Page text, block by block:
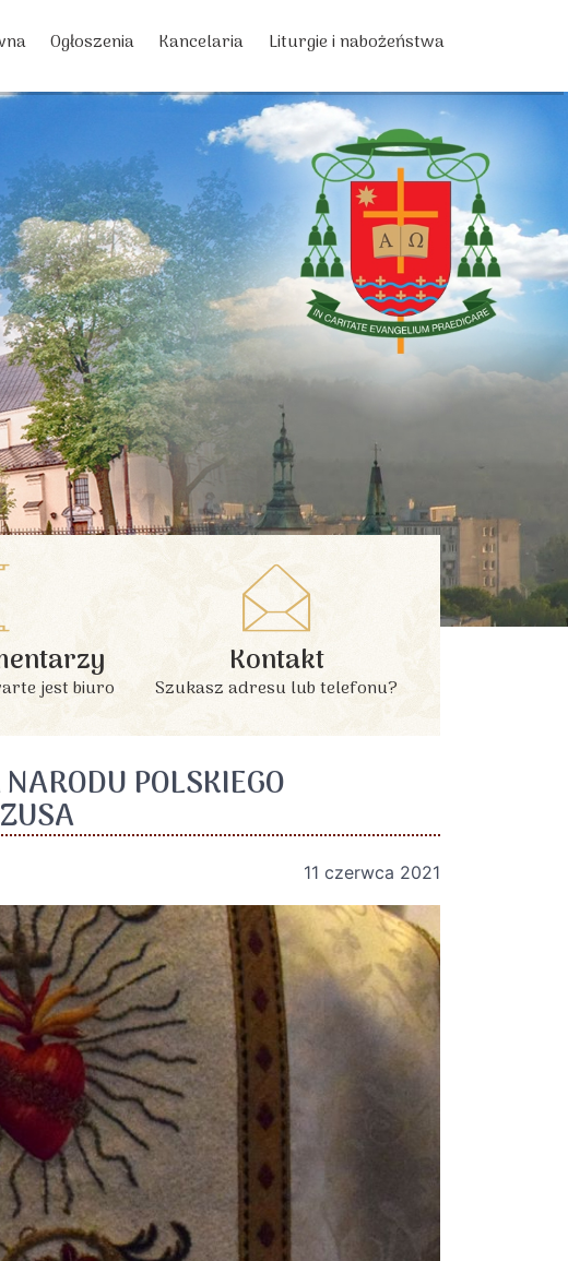
Ogłoszenia Kancelaria Liturgie i nabożeństwa
jest biuro
Kontakt
Szukasz adresu lub telefonu?
POLSKIEGO
11 czerwca 2021